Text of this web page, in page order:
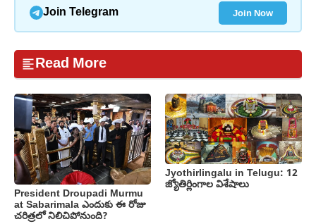
Join Telegram Join Now
Read More
President Droupadi Murmu
at Sabarimala ఎందుకు ఈ రోజు
చరిత్రలో నిలిచిపోనుంది?
Jyothirlingalu in Telugu: 12
జ్యోతిర్లింగాల విశేషాలు